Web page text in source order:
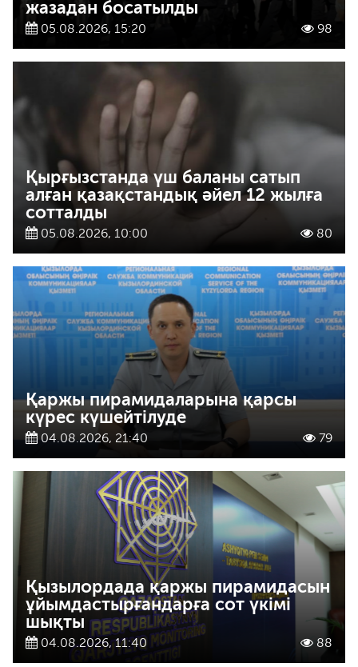
жазадан босатылды
05.08.2026, 15:20 98
Қырғызстанда үш баланы сатып
алған қазақстандық әйел 12 жылға
сотталды
05.08.2026, 10:00 80
Қаржы пирамидаларына қарсы
күрес күшейтілуде
04.08.2026, 21:40 79
Қызылордада қаржы пирамидасын
ұйымдастырғандарға сот үкімі
шықты
04.08.2026, 11:40 88